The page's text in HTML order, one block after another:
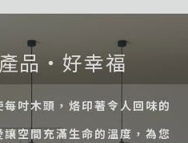
品・好幸福
每吋木頭，烙印著令人回味的
空間充滿生命的溫度，為您